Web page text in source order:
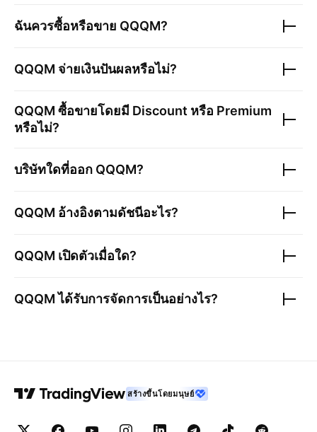
ฉันควรซื้อหรือขาย QQQM?
QQQM จ่ายเงินปันผลหรือไม่?
QQQM ซื้อขายโดยมี Discount หรือ Premium
หรือไม่?
บริษัทใดที่ออก QQQM?
QQQM อ้างอิงตามดัชนีอะไร?
QQQM เปิดตัวเมื่อใด?
QQQMได้รับการจัดการเป็นอย่างไร?
สร้างขึ้นโดยมนุษย์